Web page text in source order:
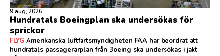
9 aug, 2026
Hundratals Boeingplan ska undersökas för
sprickor
FLYG Amerikanska luftfartsmyndigheten FAA har beordrat att
hundratals passagerarplan från Boeing ska undersökas i jakt